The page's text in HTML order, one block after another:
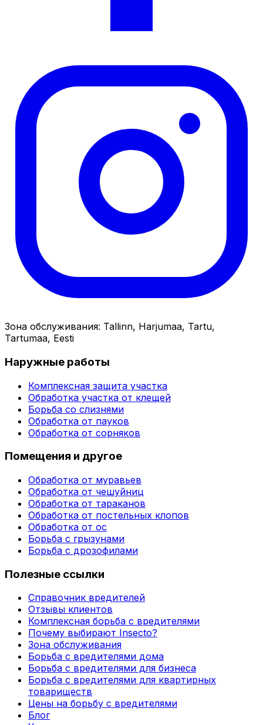
Зона обслуживания: Tallinn, Harjumaa, Tartu,
Tartumaa, Eesti
Наружные работы
Комплексная защита участка
Обработка участка от клещей
Борьба со слизнями
Обработка от пауков
Обработка от сорняков
Помещения и другое
Обработка от муравьев
Обработка от чешуйниц
Обработка от тараканов
Обработка от постельных клопов
Обработка от ос
Борьба с грызунами
Борьба с дрозофилами
Полезные ссылки
Справочник вредителей
Отзывы клиентов
Комплексная борьба с вредителями
Почему выбирают Insecto?
Зона обслуживания
Борьба с вредителями дома
Борьба с вредителями для бизнеса
Борьба с вредителями для квартирных
товариществ
Цены на борьбу с вредителями
Блог